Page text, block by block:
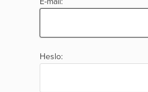
Heslo: